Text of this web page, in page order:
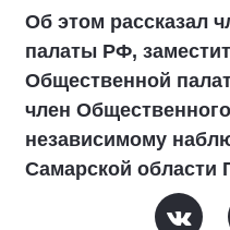
Об этом рассказал
палаты РФ,
Общественной
член
независимому
Самарской области